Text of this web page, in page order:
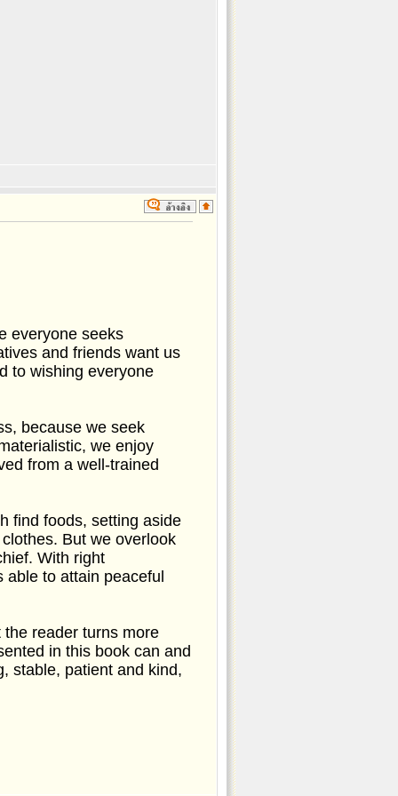
everyone seeks
and friends want us
to wishing everyone
because we seek
we enjoy
from a well-trained
find foods, setting aside
But we overlook
With right
to attain peaceful
reader turns more
in this book can and
stable, patient and kind,